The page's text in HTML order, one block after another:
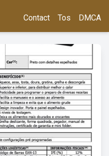
Contact Tos DMCA